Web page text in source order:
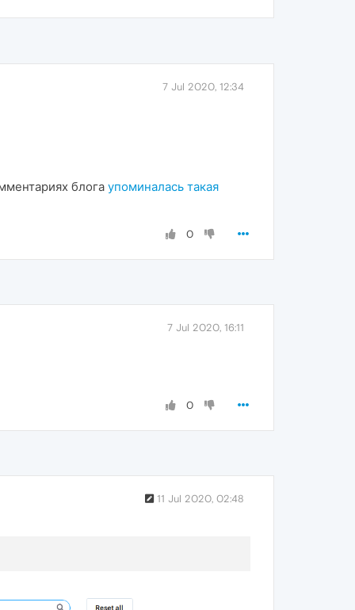
7 Jul 2020, 12:34
блога упоминалась такая
0
7 Jul 2020, 16:11
0
11 Jul 2020, 02:48